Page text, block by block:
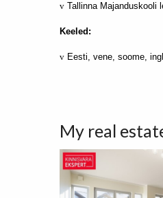
v Tallinna Majanduskooli
Keeled:
v Eesti, vene, soome,
My real